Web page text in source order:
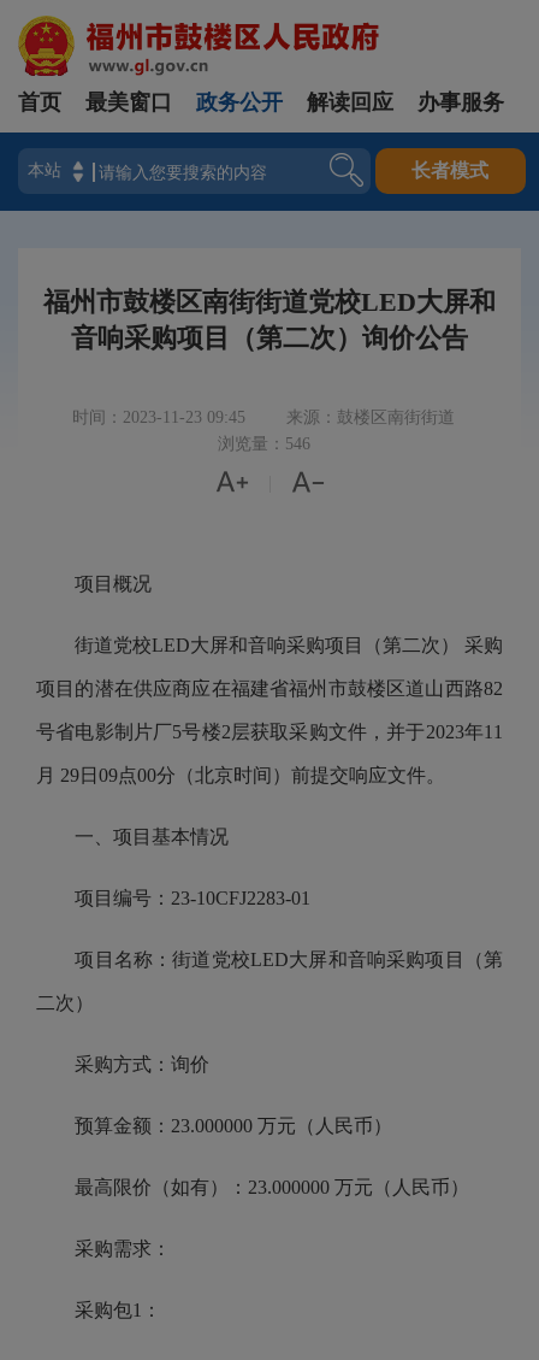
登录
首页 最美窗口 政务公开 解读回应 办事服务
长者模式
福州市鼓楼区南街街道党校LED大屏和
音响采购项目（第二次）询价公告
时间：2023-11-23 09:45
来源：鼓楼区南街街道
浏览量：546
 
项目概况
街道党校LED大屏和音响采购项目（第二次） 采购
项目的潜在供应商应在福建省福州市鼓楼区道山西路82
号省电影制片厂5号楼2层获取采购文件，并于2023年11
月 29日09点00分（北京时间）前提交响应文件。
一、项目基本情况
项目编号：23-10CFJ2283-01
项目名称：街道党校LED大屏和音响采购项目（第
二次）
采购方式：询价
预算金额：23.000000 万元（人民币）
最高限价（如有）：23.000000 万元（人民币）
采购需求：
采购包1：